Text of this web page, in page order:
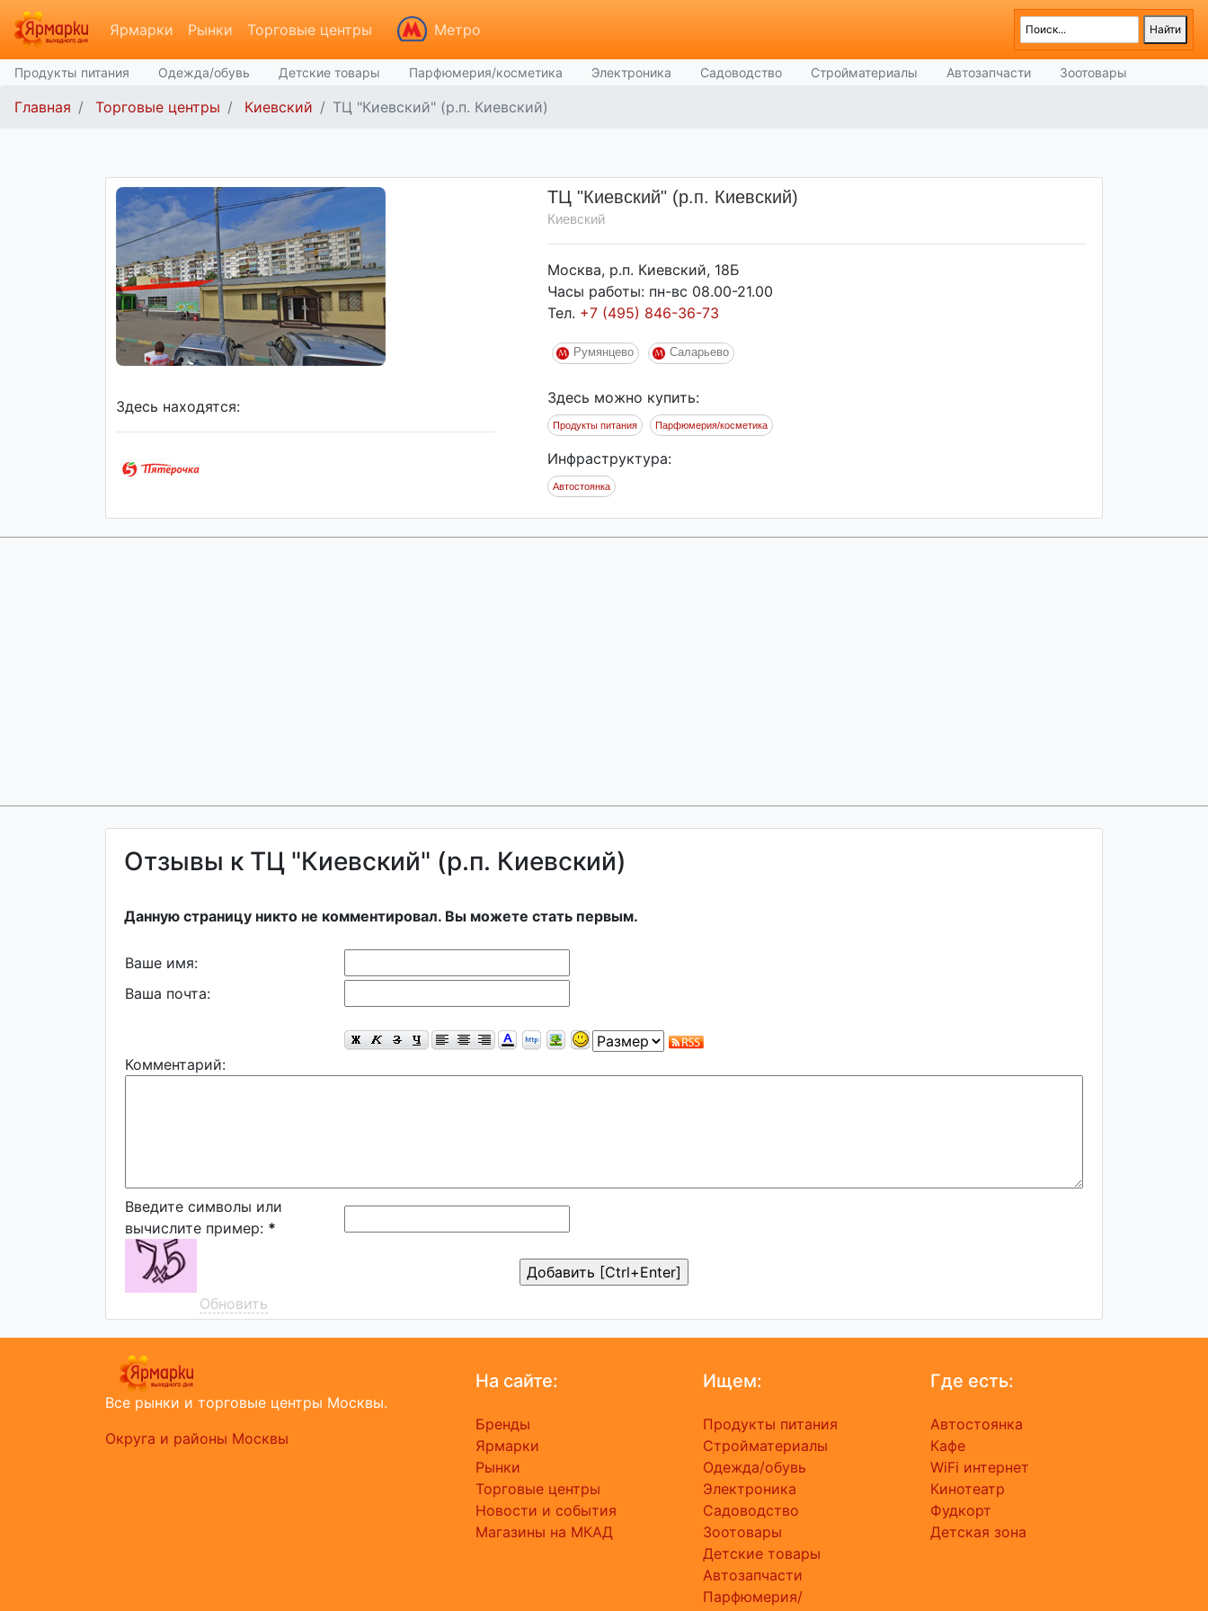
Ярмарки Рынки Торговые центры Метро
Продукты питания Одежда/обувь Детские товары Парфюмерия/косметика Электроника Садоводство Стройматериалы Автозапчасти Зоотовары
Главная Торговые центры Киевский ТЦ "Киевский" (р.п. Киевский)
ТЦ "Киевский" (р.п. Киевский)
Киевский
Москва, р.п. Киевский, 18Б
Часы работы: пн-вс 08.00-21.00
Тел. +7 (495) 846-36-73
Румянцево Саларьево
Здесь находятся: Здесь можно купить:
Продукты питания Парфюмерия/косметика
Инфраструктура:
Автостоянка
Отзывы к ТЦ "Киевский" (р.п. Киевский)
Данную страницу никто не комментировал. Вы можете стать первым.
Ваше имя:
Ваша почта:
Комментарий:
Введите символы или
вычислите пример: *
Обновить
Все рынки и торговые центры Москвы.
Округа и районы Москвы
На сайте:
Бренды
Ярмарки
Рынки
Торговые центры
Новости и события
Магазины на МКАД
Ищем:
Продукты питания
Стройматериалы
Одежда/обувь
Электроника
Садоводство
Зоотовары
Детские товары
Автозапчасти
Парфюмерия/
Где есть:
Автостоянка
Кафе
WiFi интернет
Кинотеатр
Фудкорт
Детская зона